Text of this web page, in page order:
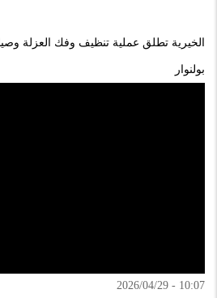
الخيرية تطلق عملية تنظيف وفك العزلة
بولنوار
10:07 - 2026/04/29